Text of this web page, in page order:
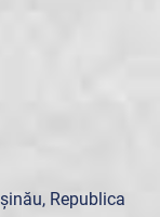
Republica